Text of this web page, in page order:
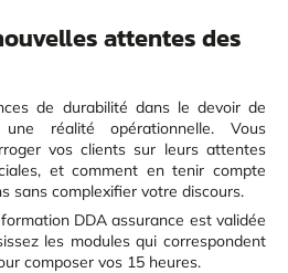
attentes des
de durabilité dans le devoir de
réalité opérationnelle. Vous
vos clients sur leurs attentes
et comment en tenir compte
sans complexifier votre discours.
DDA assurance est validée
les modules qui correspondent
composer vos 15 heures.